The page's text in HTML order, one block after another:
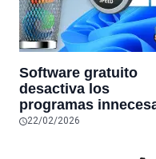
Software gratuito
desactiva los
programas
de Windows 11 y
reduciendo el uso
22/02/2026